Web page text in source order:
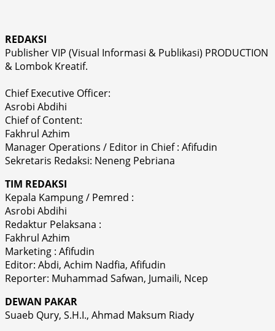
REDAKSI
Publisher VIP (Visual Informasi & Publikasi) PRODUCTION
& Lombok Kreatif.
Chief Executive Officer:
Asrobi Abdihi
Chief of Content:
Fakhrul Azhim
Manager Operations / Editor in Chief : Afifudin
Sekretaris Redaksi: Neneng Pebriana
TIM REDAKSI
Kepala Kampung / Pemred :
Asrobi Abdihi
Redaktur Pelaksana :
Fakhrul Azhim
Marketing : Afifudin
Editor: Abdi, Achim Nadfia, Afifudin
Reporter: Muhammad Safwan, Jumaili, Ncep
DEWAN PAKAR
Suaeb Qury, S.H.I., Ahmad Maksum Riady